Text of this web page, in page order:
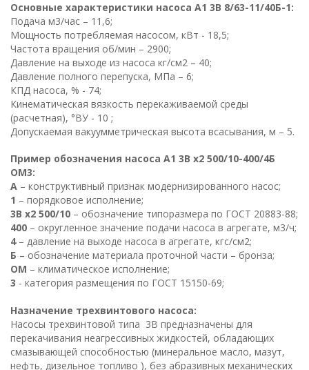
Основные характеристики насоса А1 3В 8/63-11/40Б-1:
Подача м3/час – 11,6;
Мощность потребляемая насосом, кВт - 18,5;
Частота вращения об/мин – 2900;
Давление на выходе из насоса кг/см2 – 40;
Давление полного перепуска, МПа – 6;
КПД насоса, % - 74;
Кинематическая вязкость перекаживаемой среды
(расчетная), °ВУ - 10 ;
Допускаемая вакуумметрическая высота всасывания, м – 5.
Пример обозначения насоса А1 3В х2 500/10-400/4Б
ОМ3:
А – конструктивный признак модернизированного насос;
1 – порядковое исполнение;
3В х2 500/10 – обозначение типоразмера по ГОСТ 20883-88;
400 – округленное значение подачи насоса в агрегате, м3/ч;
4– давление на выходе насоса в агрегате, кгс/см2;
Б – обозначение материала проточной части – бронза;
ОМ – климатическое исполнение;
3 - категория размещения по ГОСТ 15150-69;
Назначение трехвинтового насоса:
Насосы трехвинтовой типа 3В предназначены для
перекачивания неагрессивных жидкостей, обладающих
смазывающей способностью (минеральное масло, мазут,
нефть, дизельное топливо ), без абразивных механических